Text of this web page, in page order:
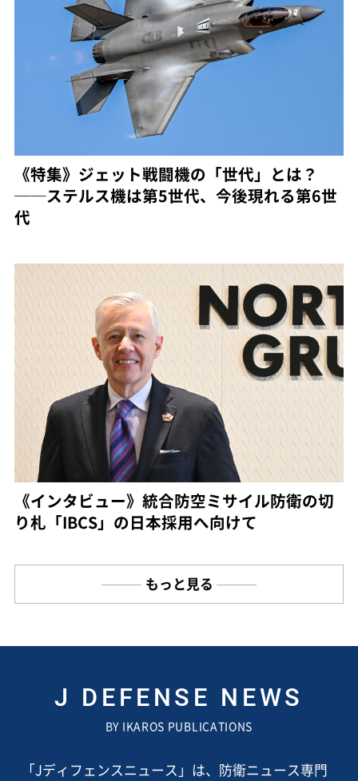
《特集》ジェット戦闘機の「世代」とは？
──ステルス機は第5世代、今後現れる第6世
代
《インタビュー》統合防空ミサイル防衛の切
り札「IBCS」の日本採用へ向けて
もっと見る
J DEFENSE NEWS
BY IKAROS PUBLICATIONS
「Jディフェンスニュース」は、防衛ニュース専門